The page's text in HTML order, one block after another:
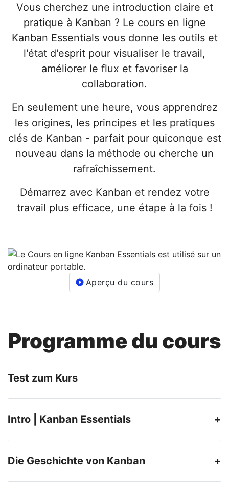
Vous cherchez une introduction claire et
pratique à Kanban ? Le cours en ligne
Kanban Essentials vous donne les outils et
l'état d'esprit pour visualiser le travail,
améliorer le flux et favoriser la
collaboration.
En seulement une heure, vous apprendrez
les origines, les principes et les pratiques
clés de Kanban - parfait pour quiconque est
nouveau dans la méthode ou cherche un
rafraîchissement.
Démarrez avec Kanban et rendez votre
travail plus efficace, une étape à la fois !
Aperçu du cours
Programme du cours
Test zum Kurs
Intro | Kanban Essentials
Die Geschichte von Kanban